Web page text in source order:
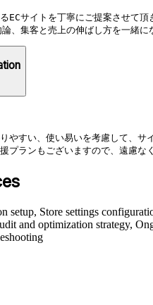
サイトを丁寧にご提案させて頂
、集客と売上の伸ばし方を一緒に
い、使い易いを考慮して、サ
setup, Store settings
and optimization strategy,